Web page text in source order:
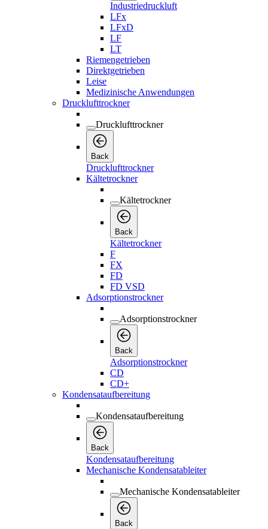
Industriedruckluft
LFx
LFxD
LF
LT
Riemengetrieben
Direktgetrieben
Leise
Medizinische Anwendungen
Drucklufttrockner
Drucklufttrockner
Back
Drucklufttrockner
Kältetrockner
Kältetrockner
Back
Kältetrockner
F
FX
FD
FD VSD
Adsorptionstrockner
Adsorptionstrockner
Back
Adsorptionstrockner
CD
CD+
Kondensataufbereitung
Kondensataufbereitung
Back
Kondensataufbereitung
Mechanische Kondensatableiter
Mechanische Kondensatableiter
Back